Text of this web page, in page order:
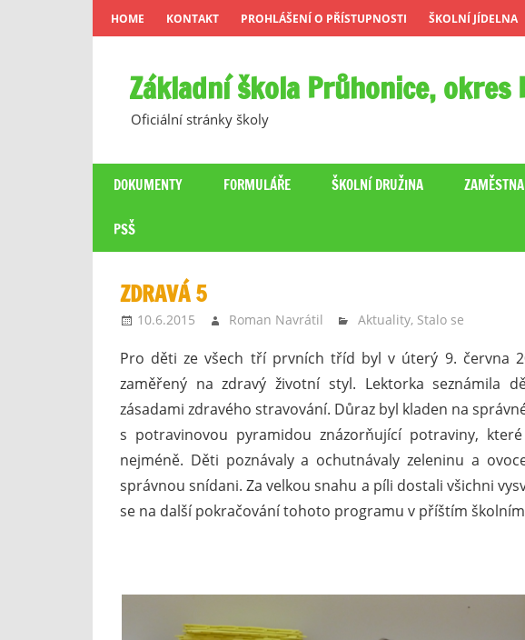
Skip
to
HOME KONTAKT PROHLÁŠENÍ O PŘÍSTUPNOSTI ŠKOLNÍ JÍDELNA
Základní škola Průhonice, okres
Oficiální stránky školy
DOKUMENTY FORMULÁŘE ŠKOLNÍ DRUŽINA
PSŠ
ZDRAVÁ 5
10.6.2015 Roman Navrátil Aktuality, Stalo se
Pro děti ze všech tří prvních tříd byl v úterý 9. června
zaměřený na zdravý životní styl. Lektorka seznámila
zásadami zdravého stravování. Důraz byl kladen na
s potravinovou pyramidou znázorňující potraviny,
nejméně. Děti poznávaly a ochutnávaly zeleninu a
správnou snídani. Za velkou snahu a píli dostali všichni
se na další pokračování tohoto programu v příštím